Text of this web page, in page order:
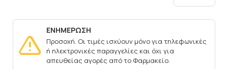
ΕΝΗΜΕΡΩΣΗ
Προσοχή. Οι τιμές ισχύουν μόνο για τηλεφωνικές
ή ηλεκτρονικές παραγγελίες και όχι για
απευθείας αγορές από το Φαρμακείο.